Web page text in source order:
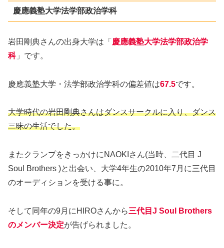
慶應義塾大学法学部政治学科
岩田剛典さんの出身大学は「 慶應義塾大学法学部政治学
科」です。
慶應義塾大学・法学部政治学科の偏差値は67.5です。
大学時代の岩田剛典さんはダンスサークルに入り、ダンス
三昧の生活でした。
またクランプをきっかけにNAOKIさん(当時、二代目 J
Soul Brothers )と出会い、大学4年生の2010年7月に三代目
のオーディションを受ける事に。
そして同年の9月にHIROさんから三代目J Soul Brothers
のメンバー決定が告げられました。